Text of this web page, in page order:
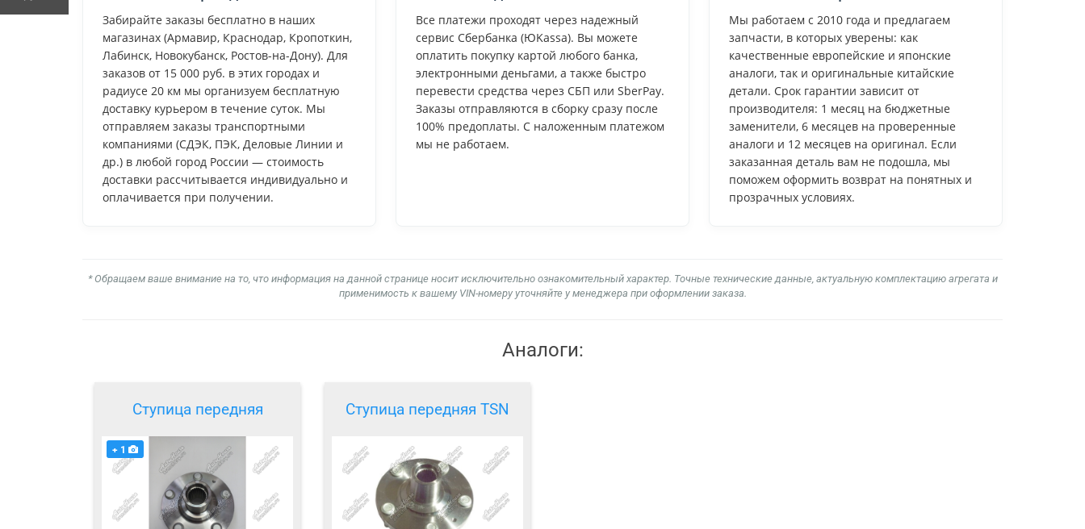
Забирайте заказы бесплатно в наших
магазинах (Армавир, Краснодар, Кропоткин,
Лабинск, Новокубанск, Ростов-на-Дону). Для
заказов от 15 000 руб. в этих городах и
радиусе 20 км мы организуем бесплатную
доставку курьером в течение суток. Мы
отправляем заказы транспортными
компаниями (СДЭК, ПЭК, Деловые Линии и
др.) в любой город России — стоимость
доставки рассчитывается индивидуально и
оплачивается при получении.
Все платежи проходят через надежный
сервис Сбербанка (ЮKassa). Вы можете
оплатить покупку картой любого банка,
электронными деньгами, а также быстро
перевести средства через СБП или SberPay.
Заказы отправляются в сборку сразу после
100% предоплаты. С наложенным платежом
мы не работаем.
Мы работаем с 2010 года и предлагаем
запчасти, в которых уверены: как
качественные европейские и японские
аналоги, так и оригинальные китайские
детали. Срок гарантии зависит от
производителя: 1 месяц на бюджетные
заменители, 6 месяцев на проверенные
аналоги и 12 месяцев на оригинал. Если
заказанная деталь вам не подошла, мы
поможем оформить возврат на понятных и
прозрачных условиях.
* Обращаем ваше внимание на то, что информация на данной странице носит исключительно ознакомительный характер. Точные технические данные, актуальную комплектацию агрегата и
применимость к вашему VIN-номеру уточняйте у менеджера при оформлении заказа.
Аналоги:
Ступица передняя
+ 1
Ступица передняя TSN